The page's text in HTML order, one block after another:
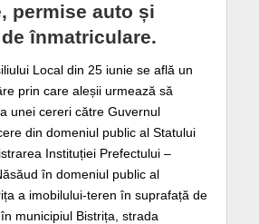
permise auto și
înmatriculare.
Local din 25 iunie se află un
prin care aleșii urmează să
unei cereri către Guvernul
din domeniul public al Statului
Instituției Prefectului –
în domeniul public al
a imobilului-teren în suprafață de
municipiul Bistrița, strada